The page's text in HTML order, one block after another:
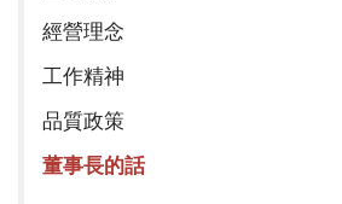
經營理念
工作精神
品質政策
董事長的話